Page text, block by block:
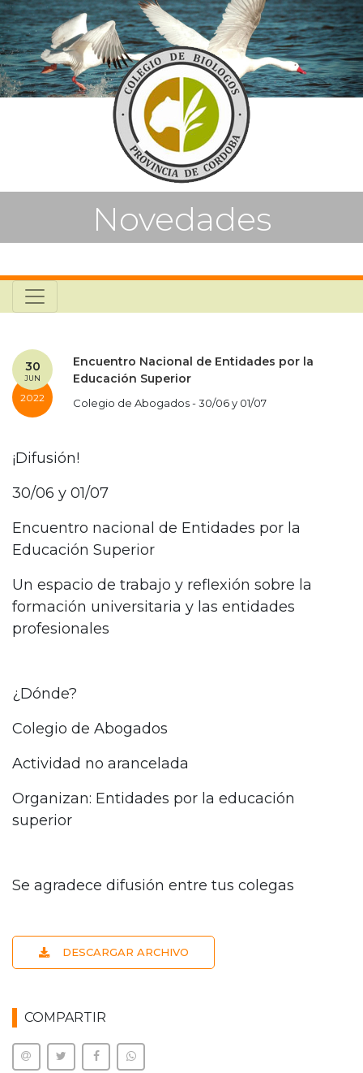
Novedades
30
JUN
2022
Encuentro Nacional de Entidades por la
Educación Superior
Colegio de Abogados - 30/06 y 01/07
¡Difusión!
30/06 y 01/07
Encuentro nacional de Entidades por la
Educación Superior
Un espacio de trabajo y reflexión sobre la
formación universitaria y las entidades
profesionales
¿Dónde?
Colegio de Abogados
Actividad no arancelada
Organizan: Entidades por la educación
superior
Se agradece difusión entre tus colegas
DESCARGAR ARCHIVO
COMPARTIR